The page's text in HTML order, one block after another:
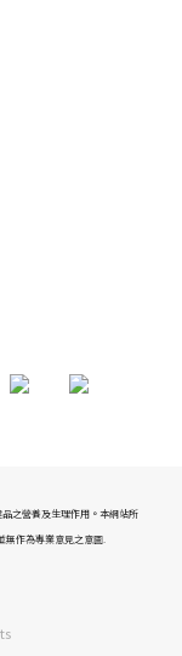
之營養及生理作用。本網站所
無作為專業意見之意圖.